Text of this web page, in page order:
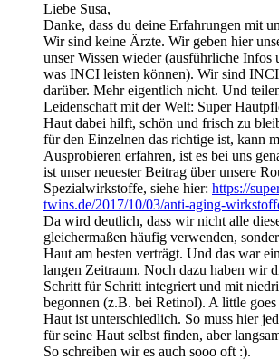
Liebe Susa,
Danke, dass du deine Erfahrungen mit
Wir sind keine Ärzte. Wir geben hier
unser Wissen wieder (ausführliche Infos
was INCI leisten können). Wir sind
darüber. Mehr eigentlich nicht. Und
Leidenschaft mit der Welt: Super
Haut dabei hilft, schön und frisch zu
für den Einzelnen das richtige ist, kann
Ausprobieren erfahren, ist es bei uns
ist unser neuester Beitrag über unsere
Spezialwirkstoffe, siehe hier: https://
twins.de/2017/10/03/anti-aging-
Da wird deutlich, dass wir nicht alle
gleichermaßen häufig verwenden,
Haut am besten verträgt. Und das war
langen Zeitraum. Noch dazu haben wir
Schritt für Schritt integriert und mit
begonnen (z.B. bei Retinol). A little
Haut ist unterschiedlich. So muss hier
für seine Haut selbst finden, aber
So schreiben wir es auch sooo oft :).